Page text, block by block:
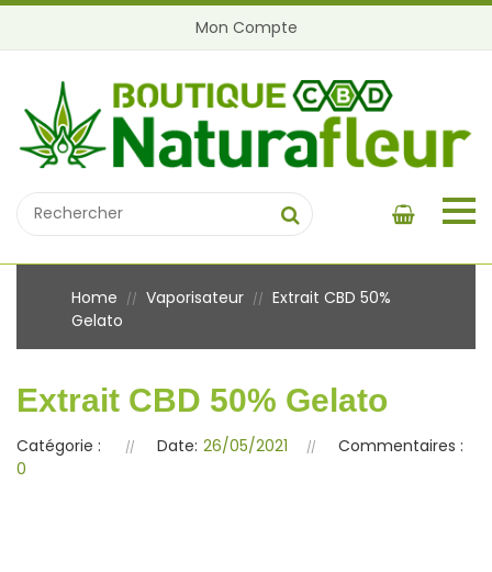
Mon Compte
Home // Vaporisateur // Extrait CBD 50%
Gelato
Extrait CBD 50% Gelato
Catégorie : Date: 26/05/2021
Commentaires :
0